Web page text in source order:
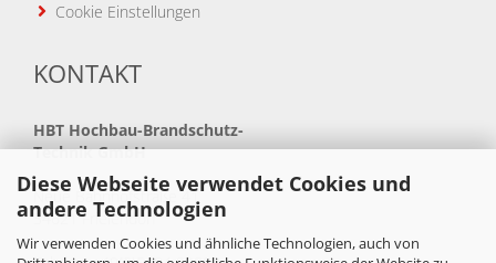
Diese Webseite verwendet Cookies und
andere Technologien
Wir verwenden Cookies und ähnliche Technologien, auch von
Cookie Einstellungen
KONTAKT
HBT Hochbau-Brandschutz-
Technik GmbH
Neue Bahnhofstraße 41
34621 Frielendorf